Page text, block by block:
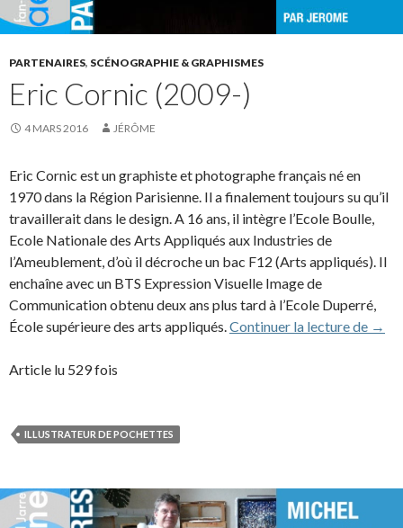
PARTENAIRES, SCÉNOGRAPHIE & GRAPHISMES
Eric Cornic (2009-)
4 MARS 2016 JÉRÔME
Eric Cornic est un graphiste et photographe français né en
1970 dans la Région Parisienne. Il a finalement toujours su qu’il
travaillerait dans le design. A 16 ans, il intègre l’Ecole Boulle,
Ecole Nationale des Arts Appliqués aux Industries de
l’Ameublement, d’où il décroche un bac F12 (Arts appliqués). Il
enchaîne avec un BTS Expression Visuelle Image de
Communication obtenu deux ans plus tard à l’Ecole Duperré,
École supérieure des arts appliqués.Continuer la lecture de Eric
→
Article lu 529 fois
ILLUSTRATEUR DE POCHETTES